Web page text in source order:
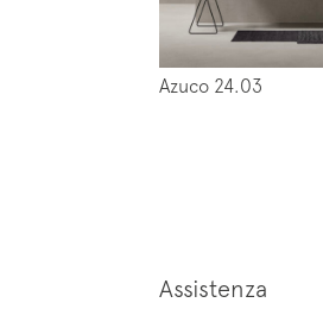
Azuco 24.03
Assistenza